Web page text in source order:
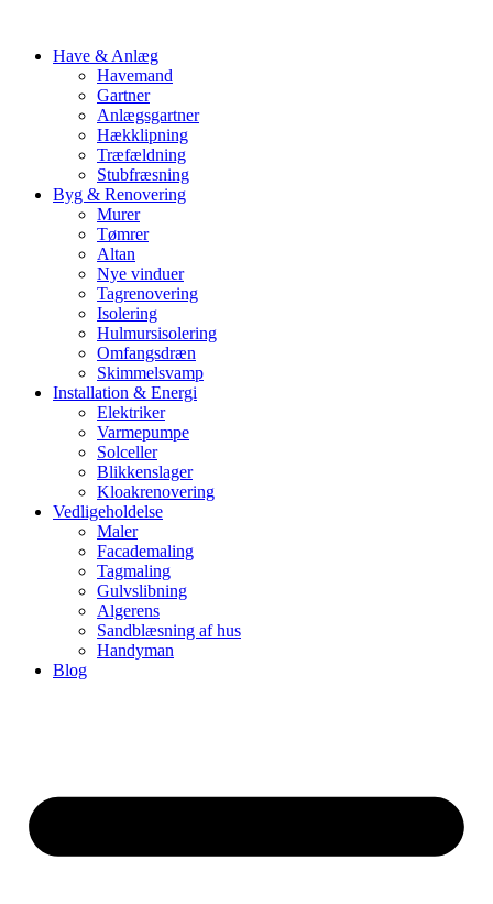
Have & Anlæg
Havemand
Gartner
Anlægsgartner
Hækklipning
Træfældning
Stubfræsning
Byg & Renovering
Murer
Tømrer
Altan
Nye vinduer
Tagrenovering
Isolering
Hulmursisolering
Omfangsdræn
Skimmelsvamp
Installation & Energi
Elektriker
Varmepumpe
Solceller
Blikkenslager
Kloakrenovering
Vedligeholdelse
Maler
Facademaling
Tagmaling
Gulvslibning
Algerens
Sandblæsning af hus
Handyman
Blog